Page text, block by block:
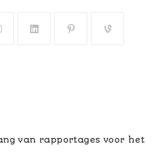
van rapportages voor het